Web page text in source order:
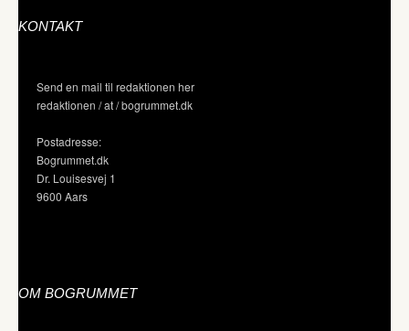
KONTAKT
Send en mail til redaktionen her
redaktionen / at / bogrummet.dk
Postadresse:
Bogrummet.dk
Dr. Louisesvej 1
9600 Aars
OM BOGRUMMET